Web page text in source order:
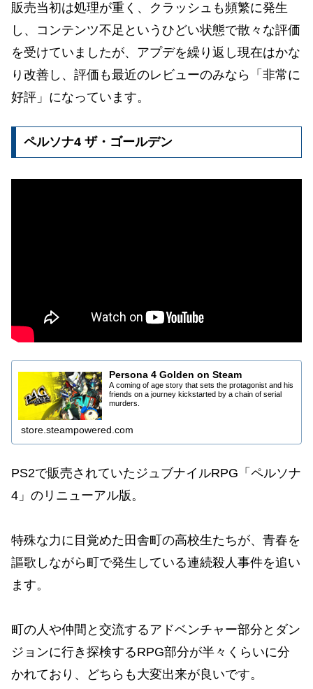
販売当初は処理が重く、クラッシュも頻繁に発生
し、コンテンツ不足というひどい状態で散々な評価
を受けていましたが、アプデを繰り返し現在はかな
り改善し、評価も最近のレビューのみなら「非常に
好評」になっています。
ペルソナ4 ザ・ゴールデン
Persona 4 Golden on Steam
A coming of age story that sets the protagonist and his
friends on a journey kickstarted by a chain of serial
murders.
store.steampowered.com
PS2で販売されていたジュブナイルRPG「ペルソナ
4」のリニューアル版。
特殊な力に目覚めた田舎町の高校生たちが、青春を
謳歌しながら町で発生している連続殺人事件を追い
ます。
町の人や仲間と交流するアドベンチャー部分とダン
ジョンに行き探検するRPG部分が半々くらいに分
かれており、どちらも大変出来が良いです。